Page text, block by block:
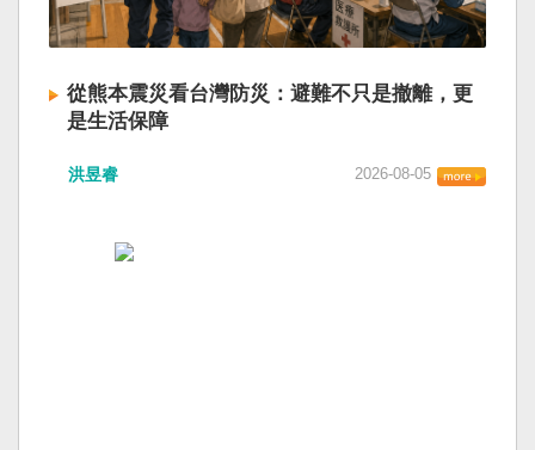
從熊本震災看台灣防災：避難不只是撤離，更
是生活保障
洪昱睿 2026-08-05